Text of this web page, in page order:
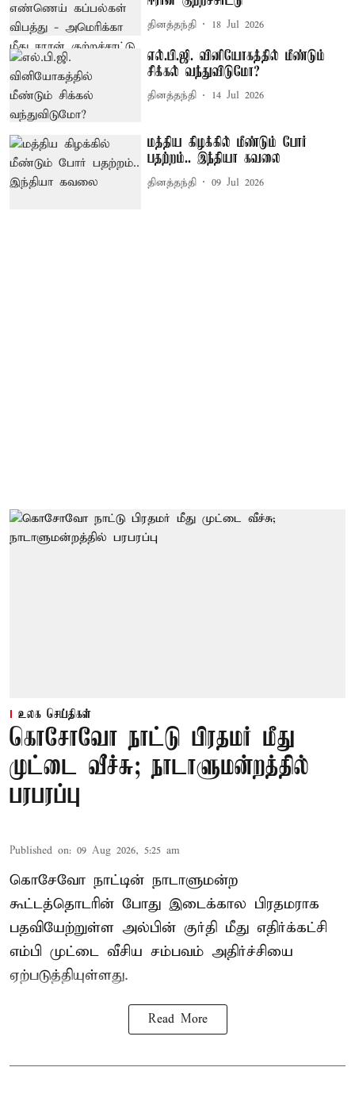
தினத்தந்தி 18 Jul 2026
எல்.பி.ஜி. வினியோகத்தில் மீண்டும்
சிக்கல் வந்துவிடுமோ?
தினத்தந்தி 14 Jul 2026
மத்திய கிழக்கில் மீண்டும் போர்
பதற்றம்.. இந்தியா கவலை
தினத்தந்தி 09 Jul 2026
உலக செய்திகள்
கொசோவோ நாட்டு பிரதமர் மீது
முட்டை வீச்சு; நாடாளுமன்றத்தில்
பரபரப்பு
Published on: 09 Aug 2026, 5:25 am
கொசேவோ நாட்டின் நாடாளுமன்ற
கூட்டத்தொடரின் போது இடைக்கால பிரதமராக
பதவியேற்றுள்ள அல்பின் குர்தி மீது எதிர்க்கட்சி
எம்பி முட்டை வீசிய சம்பவம் அதிர்ச்சியை
ஏற்படுத்தியுள்ளது.
Read More